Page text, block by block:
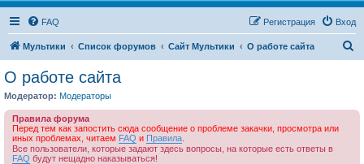
FAQ Вход
Регистрация
Мультики Список форумов Сайт Мультики О работе сайта
О работе сайта
Модератор: Модераторы
Правила форума
Перед тем как запостить сюда сообщение о проблеме закачки, просмотра или
иных проблемах, читаем FAQ и Правила
Все пользователи, которые задают здесь вопросы, на которые есть ответы в
FAQ будут нещадно наказываться!